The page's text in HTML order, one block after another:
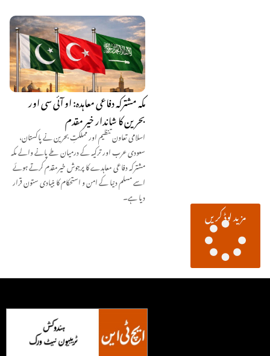
مکہ مشترکہ دفاعی معاہدہ: او آئی سی اور
بحرین کا شاندار خیر مقدم
اسلامی تعاون تنظیم اور مملکتِ بحرین نے پاکستان،
سعودی عرب اور ترکیہ کے درمیان طے پانے والے مکہ
مشترکہ دفاعی معاہدے کا پرجوش خیرمقدم کرتے ہوئے
اسے مسلم دنیا کے امن و استحکام کا بنیادی ستون قرار
دیا ہے۔
مزید لوڈ کریں